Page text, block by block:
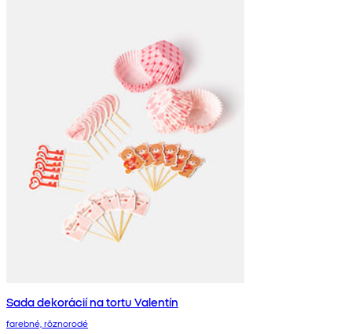
Sada dekorácií na tortu Valentín
farebné, rôznorodé